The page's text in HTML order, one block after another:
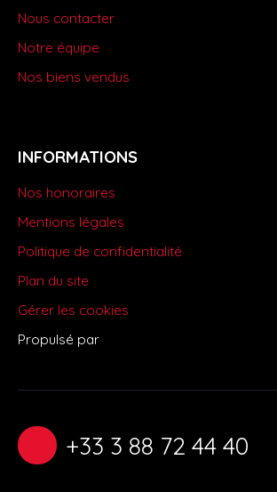
Nous contacter
Notre équipe
Nos biens vendus
INFORMATIONS
Nos honoraires
Mentions légales
Politique de confidentialité
Plan du site
Gérer les cookies
Propulsé par
+33 3 88 72 44 40